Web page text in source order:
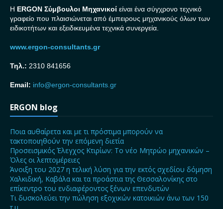
H ERGON Σύμβουλοι Μηχανικοί είναι ένα σύγχρονο τεχνικό
γραφείο που πλαισιώνεται από έμπειρους μηχανικούς όλων των
ειδικοτήτων και εξειδικευμένα τεχνικά συνεργεία.
www.ergon-consultants.gr
Τηλ.: 2310 841656
Email: info@ergon-consultants.gr
ERGON blog
Ποια αυθαίρετα και με τι πρόστιμα μπορούν να
τακτοποιηθούν την επόμενη διετία
Προσεισμικός Έλεγχος Κτιρίων: Το νέο Μητρώο μηχανικών –
Όλες οι λεπτομέρειες
Άνοιξη του 2027 η τελική λύση για την εκτός σχεδίου δόμηση
Χαλκιδική, Καβάλα και τα προάστια της Θεσσαλονίκης στο
επίκεντρο του ενδιαφέροντος ξένων επενδυτών
Τι δυσκολεύει την πώληση εξοχικών κατοικιών άνω των 150